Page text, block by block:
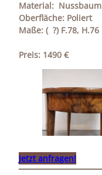
Material: Nussbaum
Oberfläche: Poliert
Maße: ( ?) F.78, H.76
Preis: 1490 €
Jetzt anfragen!